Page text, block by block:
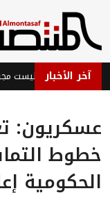
آخر الأخبار
عسكريون:
خطوط
الحكومية